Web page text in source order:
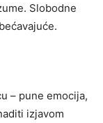
Slobodne
– pune emocija,
izjavom